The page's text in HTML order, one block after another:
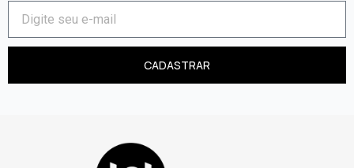
CADASTRAR